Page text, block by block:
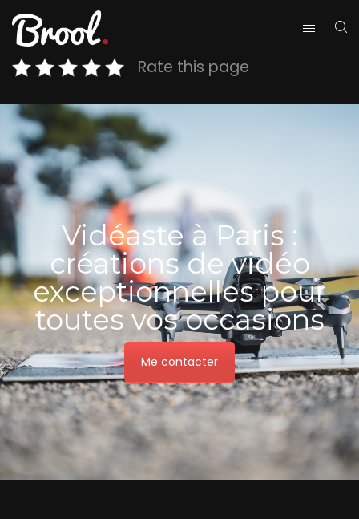
Rate this page
Vidéaste à Paris :
créations de vidéo
exceptionnelles pour
toutes vos occasions
Me contacter